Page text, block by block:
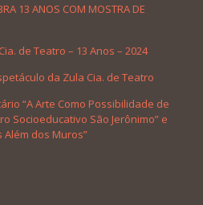
13 ANOS COM MOSTRA DE
de Teatro – 13 Anos – 2024
da Zula Cia. de Teatro
“A Arte Como Possibilidade de
Socioeducativo São Jerônimo” e
dos Muros”